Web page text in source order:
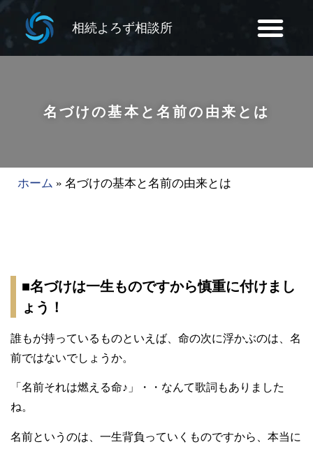
相続よろず相談所
名づけの基本と名前の由来とは
ホーム » 名づけの基本と名前の由来とは
■名づけは一生ものですから慎重に付けまし
ょう！
誰もが持っているものといえば、命の次に浮かぶのは、名
前ではないでしょうか。
「名前それは燃える命♪」・・なんて歌詞もありました
ね。
名前というのは、一生背負っていくものですから、本当に